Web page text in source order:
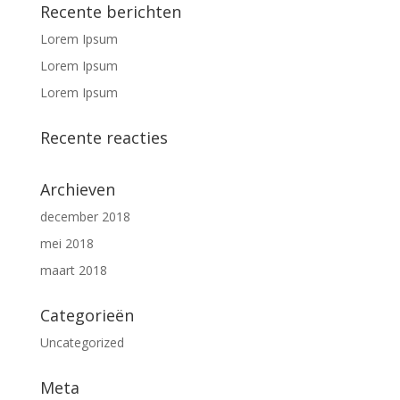
Recente berichten
Lorem Ipsum
Lorem Ipsum
Lorem Ipsum
Recente reacties
Archieven
december 2018
mei 2018
maart 2018
Categorieën
Uncategorized
Meta